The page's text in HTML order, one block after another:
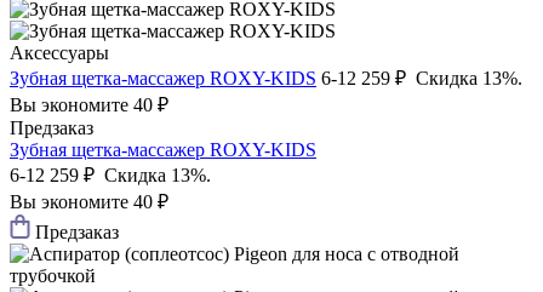
Аксессуары
Зубная щетка-массажер ROXY-KIDS 6-12 259 ₽ Скидка 13%.
Вы экономите 40 ₽
Предзаказ
Зубная щетка-массажер ROXY-KIDS
6-12 259 ₽ Скидка 13%.
Вы экономите 40 ₽
Предзаказ